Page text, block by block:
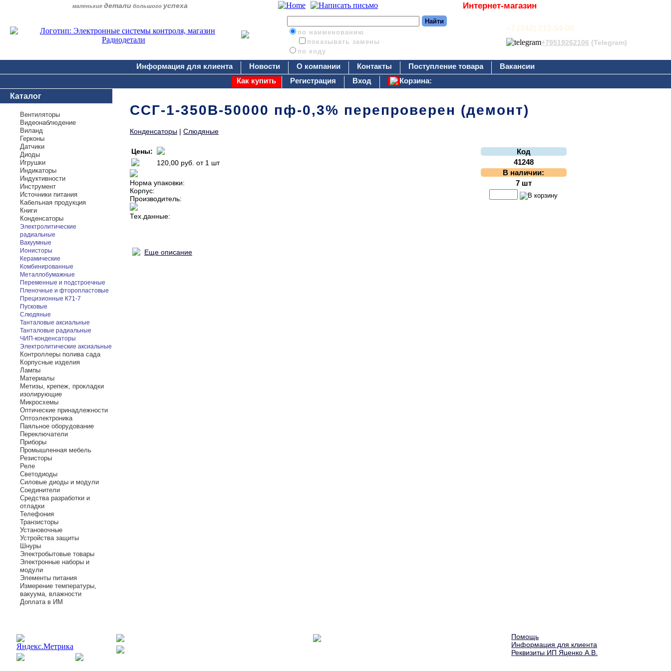
маленькие детали большого успеха Интернет-магазин
по наименованию
показывать замены
по коду
+7 (342) 212-54-00
+79519262106 (Telegram)
Информация для клиента Новости О компании Контакты Поступление товара
Вакансии
Как купить
Регистрация Вход
Корзина:
Каталог
Вентиляторы
Видеонаблюдение
Виланд
Герконы
Датчики
Диоды
Игрушки
Индикаторы
Индуктивности
Инструмент
Источники питания
Кабельная продукция
Книги
Конденсаторы
Электролитические
радиальные
Вакуумные
Ионисторы
Керамические
Комбинированные
Металлобумажные
Переменные и подстроечные
Пленочные и фторопластовые
Прецизионные К71-7
Пусковые
Слюдяные
Танталовые аксиальные
Танталовые радиальные
ЧИП-конденсаторы
Электролитические аксиальные
Контроллеры полива сада
Корпусные изделия
Лампы
Материалы
Метизы, крепеж, прокладки
изолирующие
Микросхемы
Оптические принадлежности
Оптоэлектроника
Паяльное оборудование
Переключатели
Приборы
Промышленная мебель
Резисторы
Реле
Светодиоды
Силовые диоды и модули
Соединители
Средства разработки и
отладки
Телефония
Транзисторы
Установочные
Устройства защиты
Шнуры
Электробытовые товары
Электронные наборы и
модули
Элементы питания
Измерение температуры,
вакуума, влажности
Доплата в ИМ
ССГ-1-350В-50000 пф-0,3% перепроверен (демонт)
Конденсаторы | Слюдяные
Цены:
120,00 руб. от 1 шт
Норма упаковки:
Корпус:
Производитель:
Тех.данные:
Код
41248
В наличии:
7 шт
Еще описание
Помощь
Информация для клиента
Реквизиты ИП Яценко А.В.